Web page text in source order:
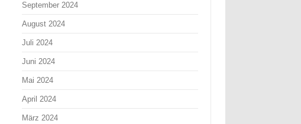
September 2024
August 2024
Juli 2024
Juni 2024
Mai 2024
April 2024
März 2024